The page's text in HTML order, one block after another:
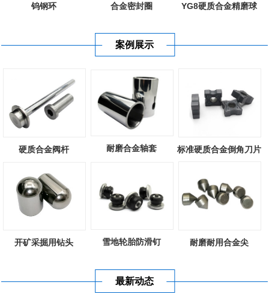
钨钢环 合金密封圈 YG8硬质合金精磨球
案例展示
硬质合金阀杆 耐磨合金轴套 标准硬质合金倒角刀片
开矿采掘用钻头 雪地轮胎防滑钉 耐磨耐用合金尖
最新动态